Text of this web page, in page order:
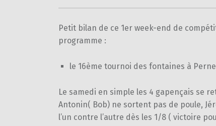
Petit bilan de ce 1er week-end de
programme :
le 16ème tournoi des fontaines à
Le samedi en simple les 4 gapençais se
Antonin( Bob) ne sortent pas de poule,
l’un contre l’autre dès les 1/8 ( victoire